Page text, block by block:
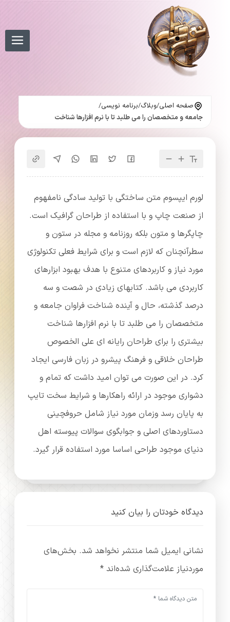
صفحه اصلی/وبلاگ/برنامه نویسی/
جامعه و متخصصان را می طلبد تا با نرم افزارها شناخت
لورم ایپسوم متن ساختگی با تولید سادگی نامفهوم
از صنعت چاپ و با استفاده از طراحان گرافیک است.
چاپگرها و متون بلکه روزنامه و مجله در ستون و
سطرآنچنان که لازم است و برای شرایط فعلی تکنولوژی
مورد نیاز و کاربردهای متنوع با هدف بهبود ابزارهای
کاربردی می باشد. کتابهای زیادی در شصت و سه
درصد گذشته، حال و آینده شناخت فراوان جامعه و
متخصصان را می طلبد تا با نرم افزارها شناخت
بیشتری را برای طراحان رایانه ای علی الخصوص
طراحان خلاقی و فرهنگ پیشرو در زبان فارسی ایجاد
کرد. در این صورت می توان امید داشت که تمام و
دشواری موجود در ارائه راهکارها و شرایط سخت تایپ
به پایان رسد وزمان مورد نیاز شامل حروفچینی
دستاوردهای اصلی و جوابگوی سوالات پیوسته اهل
دنیای موجود طراحی اساسا مورد استفاده قرار گیرد.
دیدگاه خودتان را بیان کنید
نشانی ایمیل شما منتشر نخواهد شد. بخش‌های
موردنیاز علامت‌گذاری شده‌اند *